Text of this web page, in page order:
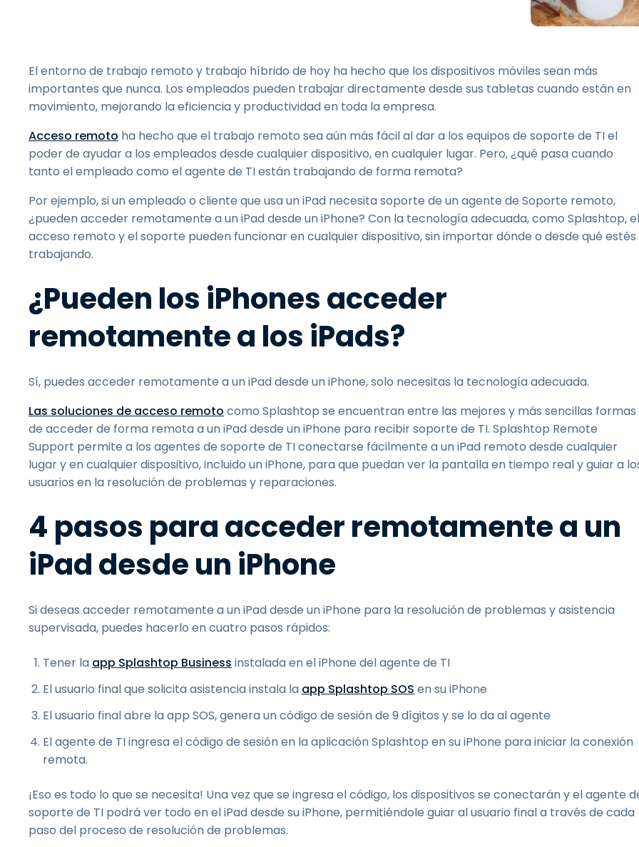
Acceso remoto a través
Acceso Remoto a
Laboratorio
Seguridad del punto final
Explorar todas las
necesidades
Explorar
El entorno de trabajo remoto y trabajo híbrido de hoy ha hecho que los dispositivos móviles sean más
importantes que nunca. Los empleados pueden trabajar directamente desde sus tabletas cuando están en
movimiento, mejorando la eficiencia y productividad en toda la empresa.
Acceso remoto ha hecho que el trabajo remoto sea aún más fácil al dar a los equipos de soporte de TI el
poder de ayudar a los empleados desde cualquier dispositivo, en cualquier lugar. Pero, ¿qué pasa cuando
tanto el empleado como el agente de TI están trabajando de forma remota?
Por ejemplo, si un empleado o cliente que usa un iPad necesita soporte de un agente de Soporte remoto,
¿pueden acceder remotamente a un iPad desde un iPhone? Con la tecnología adecuada, como Splashtop, el
acceso remoto y el soporte pueden funcionar en cualquier dispositivo, sin importar dónde o desde qué estés
trabajando.
¿Pueden los iPhones acceder
remotamente a los iPads?
Sí, puedes acceder remotamente a un iPad desde un iPhone, solo necesitas la tecnología adecuada.
Las soluciones de acceso remoto como Splashtop se encuentran entre las mejores y más sencillas formas
de acceder de forma remota a un iPad desde un iPhone para recibir soporte de TI. Splashtop Remote
Support permite a los agentes de soporte de TI conectarse fácilmente a un iPad remoto desde cualquier
lugar y en cualquier dispositivo, incluido un iPhone, para que puedan ver la pantalla en tiempo real y guiar a
usuarios en la resolución de problemas y reparaciones.
4 pasos para acceder remotamente a un
iPad desde un iPhone
Si deseas acceder remotamente a un iPad desde un iPhone para la resolución de problemas y asistencia
supervisada, puedes hacerlo en cuatro pasos rápidos:
Tener la app Splashtop Business instalada en el iPhone del agente de TI
El usuario final que solicita asistencia instala la app Splashtop SOS en su iPhone
El usuario final abre la app SOS, genera un código de sesión de 9 dígitos y se lo da al agente
El agente de TI ingresa el código de sesión en la aplicación Splashtop en su iPhone para iniciar la conexión
remota.
¡Eso es todo lo que se necesita! Una vez que se ingresa el código, los dispositivos se conectarán y el agente
soporte de TI podrá ver todo en el iPad desde su iPhone, permitiéndole guiar al usuario final a través de cada
paso del proceso de resolución de problemas.